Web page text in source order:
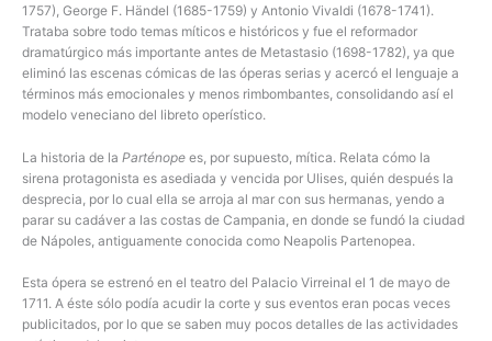
1757), George F. Händel (1685-1759) y Antonio Vivaldi (1678-1741).
Trataba sobre todo temas míticos e históricos y fue el reformador
dramatúrgico más importante antes de Metastasio (1698-1782), ya que
eliminó las escenas cómicas de las óperas serias y acercó el lenguaje a
términos más emocionales y menos rimbombantes, consolidando así el
modelo veneciano del libreto operístico.
La historia de la Parténope es, por supuesto, mítica. Relata cómo la
sirena protagonista es asediada y vencida por Ulises, quién después la
desprecia, por lo cual ella se arroja al mar con sus hermanas, yendo a
parar su cadáver a las costas de Campania, en donde se fundó la ciudad
de Nápoles, antiguamente conocida como Neapolis Partenopea.
Esta ópera se estrenó en el teatro del Palacio Virreinal el 1 de mayo de
1711. A éste sólo podía acudir la corte y sus eventos eran pocas veces
publicitados, por lo que se saben muy pocos detalles de las actividades